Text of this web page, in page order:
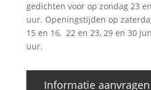
gedichten voor op zondag 23
uur. Openingstijden op
15 en 16, 22 en 23, 29 en 30
uur.
Informatie aanvragen